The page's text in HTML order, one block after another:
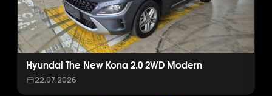
Hyundai The New Kona 2.0 2WD Modern
22.07.2026